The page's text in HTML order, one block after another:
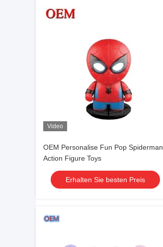
Video
OEM Personalise Fun Pop Spiderman
Action Figure Toys
Erhalten Sie besten Preis